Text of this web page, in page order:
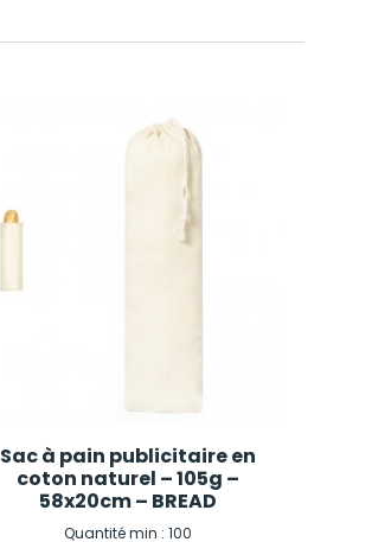
Sac à pain publicitaire en
coton naturel – 105g –
58x20cm – BREAD
Quantité min : 100